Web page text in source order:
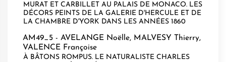
MURAT ET CARBILLET AU PALAIS DE MONACO. LES
DÉCORS PEINTS DE LA GALERIE D'HERCULE ET DE
LA CHAMBRE D'YORK DANS LES ANNÉES 1860
AM49_5 - AVELANGE Noëlle, MALVESY Thierry,
VALENCE Françoise
À BÂTONS ROMPUS. LE NATURALISTE CHARLES